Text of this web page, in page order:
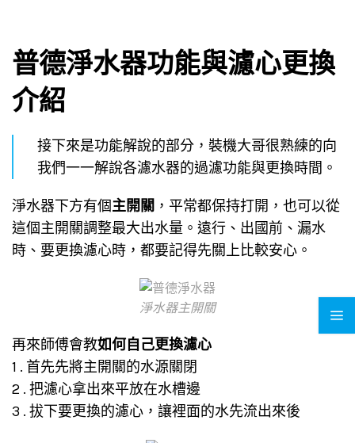
普德淨水器功能與濾心更換
介紹
接下來是功能解說的部分，裝機大哥很熟練的向
我們一一解說各濾水器的過濾功能與更換時間。
淨水器下方有個主開關 ，平常都保持打開，也可以從
這個主開關調整最大出水量。遠行、出國前、漏水
時、要更換濾心時，都要記得先關上比較安心。
淨水器主開關
再來師傅會教如何自己更換濾心
1 . 首先先將主開關的水源關閉
2 . 把濾心拿出來平放在水槽邊
3 . 拔下要更換的濾心，讓裡面的水先流出來後